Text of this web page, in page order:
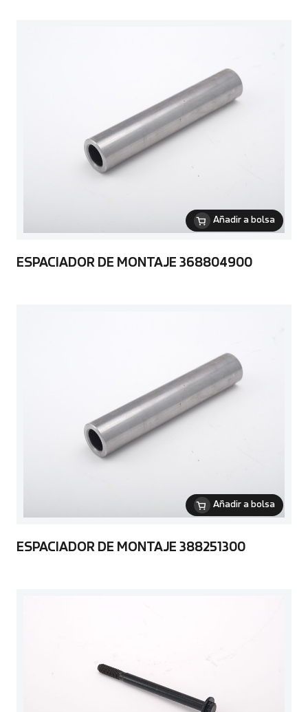
Añadir a bolsa
ESPACIADOR DE MONTAJE 368804900
Añadir a bolsa
ESPACIADOR DE MONTAJE 388251300